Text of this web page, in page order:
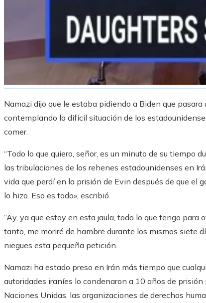
Namazi dijo que le estaba pidiendo a Biden que
contemplando la difícil situación de los
comer.
“Todo lo que quiero, señor, es un minuto de su tiempo
las tribulaciones de los rehenes estadounidenses en
vida que perdí en la prisión de Evin después de que el
lo hizo. Eso es todo», escribió.
“Ay, ya que estoy en esta jaula, todo lo que tengo
tanto, me moriré de hambre durante los mismos siete
niegues esta pequeña petición.
Namazi ha estado preso en Irán más tiempo que
autoridades iraníes lo condenaron a 10 años de
Naciones Unidas, las organizaciones de derechos